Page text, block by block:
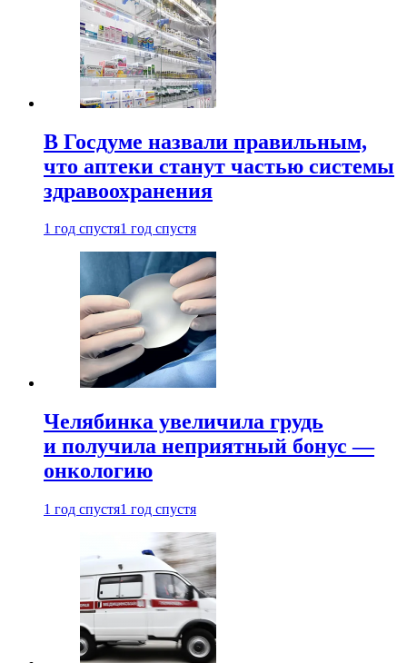
В Госдуме назвали правильным,
что аптеки станут частью системы
здравоохранения
1 год спустя1 год спустя
Челябинка увеличила грудь
и получила неприятный бонус —
онкологию
1 год спустя1 год спустя